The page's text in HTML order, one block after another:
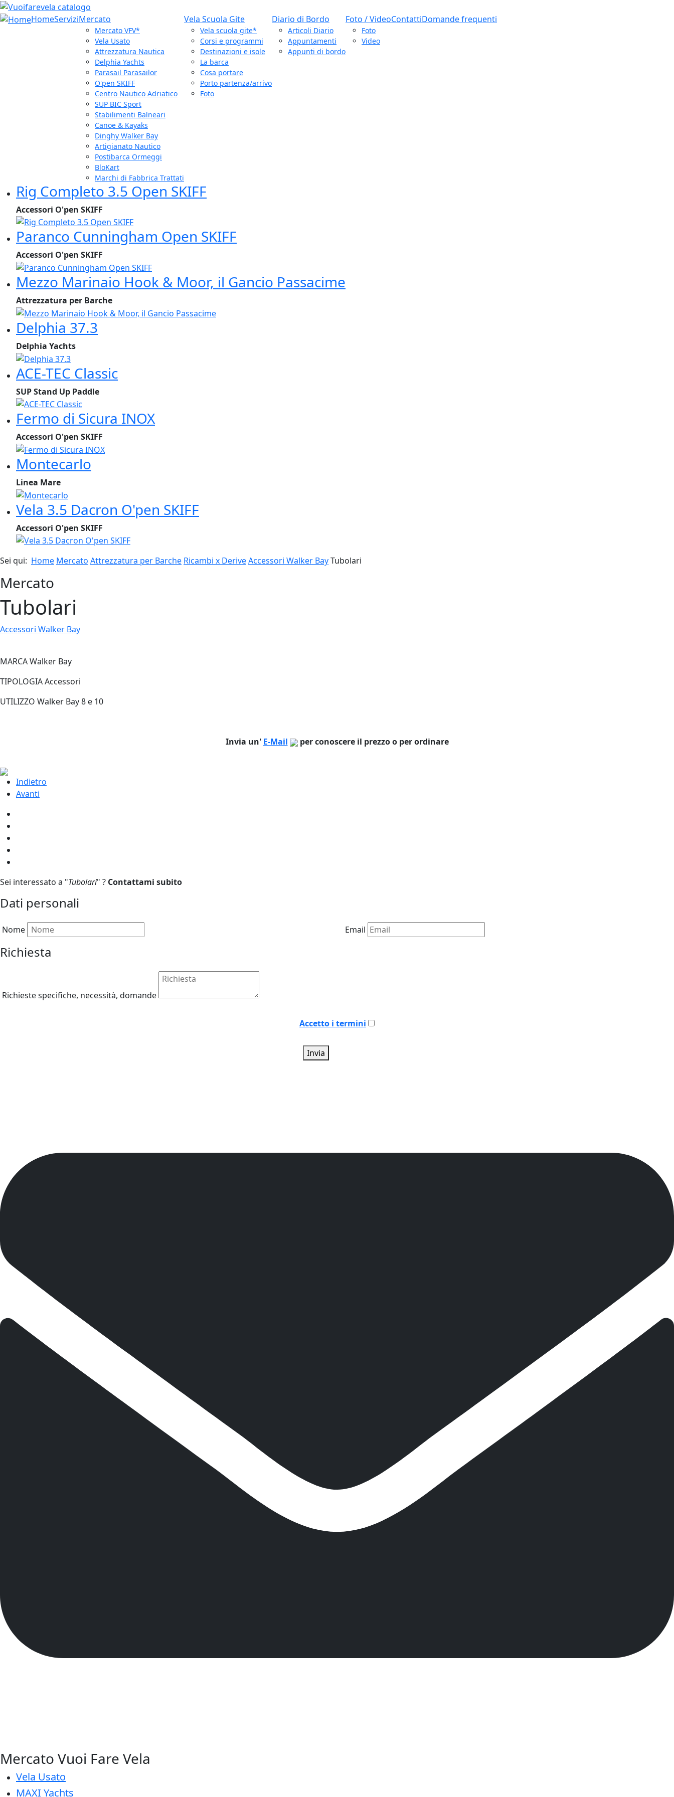
HomeServiziMercato
Mercato VFV*
Vela Usato
Attrezzatura Nautica
Delphia Yachts
Parasail Parasailor
O'pen SKIFF
Centro Nautico Adriatico
SUP BIC Sport
Stabilimenti Balneari
Canoe & Kayaks
Dinghy Walker Bay
Artigianato Nautico
Postibarca Ormeggi
BloKart
Marchi di Fabbrica Trattati
Vela Scuola Gite
Vela scuola gite*
Corsi e programmi
Destinazioni e isole
La barca
Cosa portare
Porto partenza/arrivo
Foto
Diario di Bordo
Articoli Diario
Appuntamenti
Appunti di bordo
Foto / Video
Foto
Video
ContattiDomande frequenti
Rig Completo 3.5 Open SKIFF
Accessori O'pen SKIFF
Paranco Cunningham Open SKIFF
Accessori O'pen SKIFF
Mezzo Marinaio Hook & Moor, il Gancio Passacime
Attrezzatura per Barche
Delphia 37.3
Delphia Yachts
ACE-TEC Classic
SUP Stand Up Paddle
Fermo di Sicura INOX
Accessori O'pen SKIFF
Montecarlo
Linea Mare
Vela 3.5 Dacron O'pen SKIFF
Accessori O'pen SKIFF
Sei qui: Home Mercato Attrezzatura per Barche Ricambi x DeriveAccessori Walker BayTubolari
Mercato
Tubolari
Accessori Walker Bay
MARCA Walker Bay
TIPOLOGIA Accessori
UTILIZZO Walker Bay 8 e 10
Invia un' E-Mail per conoscere il prezzo o per ordinare
Indietro
Avanti
Sei interessato a "Tubolari" ? Contattami subito
Dati personali
Nome Email
Richiesta
Richieste specifiche, necessità, domande
Accetto i termini
Invia
Mercato Vuoi Fare Vela
Vela Usato
MAXI Yachts